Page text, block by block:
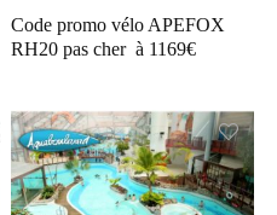
Code promo vélo APEFOX
RH20 pas cher à 1169€